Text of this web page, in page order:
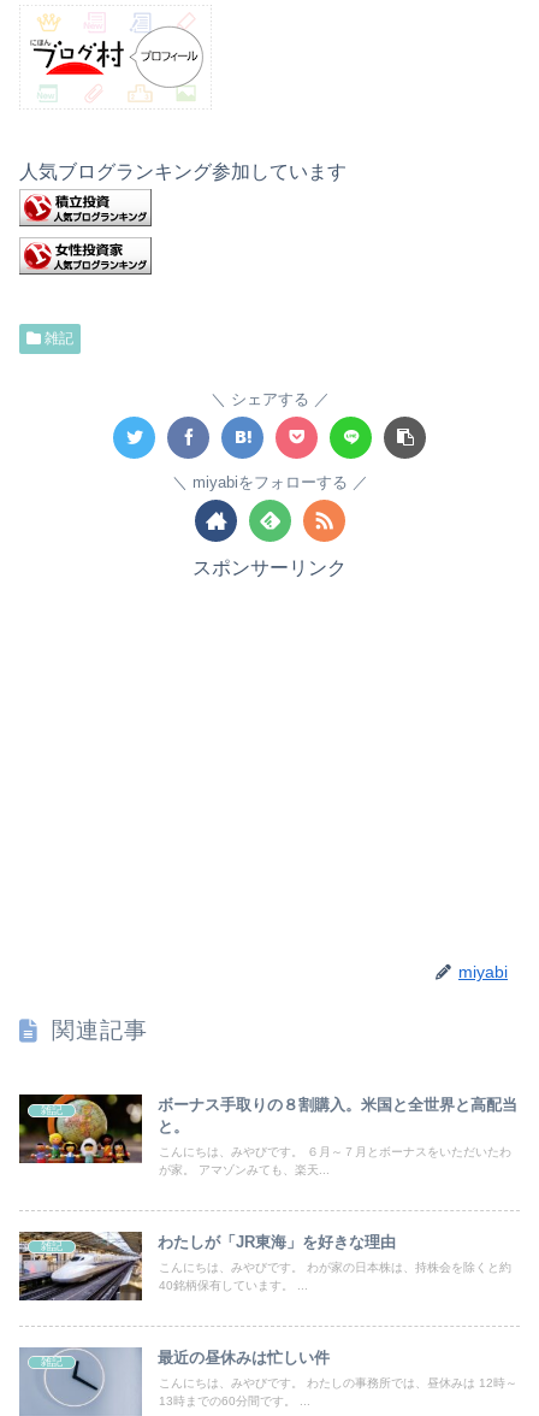
人気ブログランキング参加しています
雑記
シェアする
miyabiをフォローする
スポンサーリンク
miyabi
関連記事
雑記
ボーナス手取りの８割購入。米国と全世界と高配当
と。
こんにちは、みやびです。 ６月～７月とボーナスをいただいたわ
が家。 アマゾンみても、楽天...
雑記 わたしが「JR東海」を好きな理由
こんにちは、みやびです。 わが家の日本株は、持株会を除くと約
40銘柄保有しています。 ...
雑記 最近の昼休みは忙しい件
こんにちは、みやびです。 わたしの事務所では、昼休みは 12時～
13時までの60分間です。 ...